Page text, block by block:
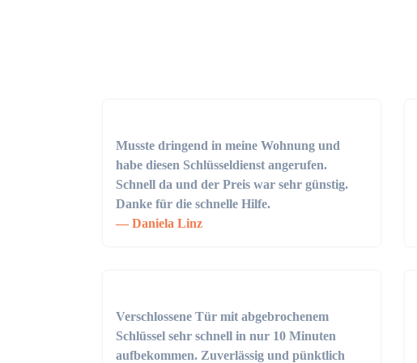
Musste dringend in meine Wohnung und
habe diesen Schlüsseldienst angerufen.
Schnell da und der Preis war sehr günstig.
Danke für die schnelle Hilfe.
Daniela Linz
Verschlossene Tür mit abgebrochenem
Schlüssel sehr schnell in nur 10 Minuten
aufbekommen. Zuverlässig und pünktlich